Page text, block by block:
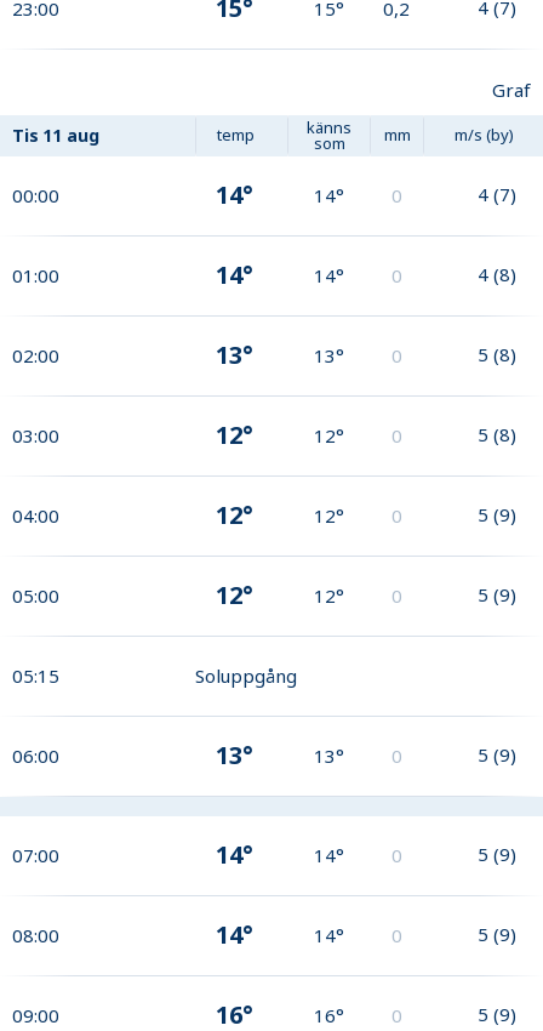
23:00 15° 15° 0,2 4 (7)
Graf
Tis 11 aug temp känns
som mm m/s (by)
00:00 14° 14° 0 4 (7)
01:00 14° 14° 0 4 (8)
02:00 13° 13° 0 5 (8)
03:00 12° 12° 0 5 (8)
04:00 12° 12° 0 5 (9)
05:00 12° 12° 0 5 (9)
05:15 Soluppgång
06:00 13° 13° 0 5 (9)
07:00 14° 14° 0 5 (9)
08:00 14° 14° 0 5 (9)
09:00 16° 16° 0 5 (9)